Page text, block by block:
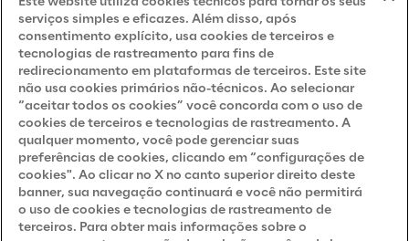
Privacy & Cookie Policy
Privacy Notice(Client - LGPD)
Privacy Notice(Client - GDPR)
Privacy Notice(Supplier - LGPD)
Privacy Notice(Supplier - GDPR)
Privacy Notice(Candidate - LGPD)
Privacy Notice (Candidate - GDPR)
serviços simples e eficazes. Além disso, após
consentimento explícito, usa cookies de terceiros e
tecnologias de rastreamento para fins de
redirecionamento em plataformas de terceiros. Este site
não usa cookies primários não-técnicos. Ao selecionar
“aceitar todos os cookies” você concorda com o uso de
cookies de terceiros e tecnologias de rastreamento. A
qualquer momento, você pode gerenciar suas
preferências de cookies, clicando em “configurações de
cookies". Ao clicar no X no canto superior direito deste
banner, sua navegação continuará e você não permitirá
o uso de cookies e tecnologias de rastreamento de
terceiros. Para obter mais informações sobre o